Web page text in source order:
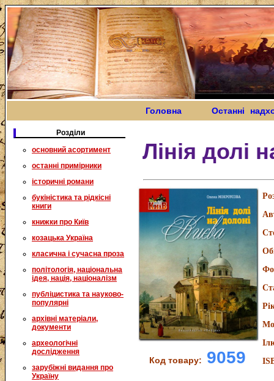
Головна Останні
Розділи
основний асортимент
останні примірники
історичні романи
букіністика та рідкісні
книги
книжки про Київ
козацька Україна
класична і сучасна проза
політологія, національна
ідея, нація, націоналізм
публіцистика та науково-
популярні
архівні матеріали,
документи
археологічні
дослідження
зарубіжні видання про
Україну
Лінія долі
Код товару: 9059